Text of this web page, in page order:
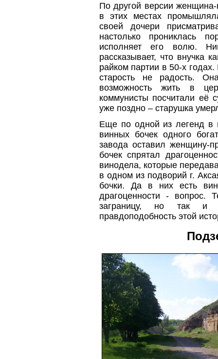
По другой версии
в этих местах
своей дочери
настолько прониклась
исполняет его волю.
рассказывает, что внучка
райком партии в 50-х
старость не радость.
возможность жить в
коммунисты посчитали её
уже поздно – старушка
Еще по одной из легенд в
винных бочек одного
завода оставил женщину-
бочек спрятал
винодела, которые
в одном из подворий г.
бочки. Да в них есть
драгоценности - вопрос.
заграницу, но так и
правдоподобность этой